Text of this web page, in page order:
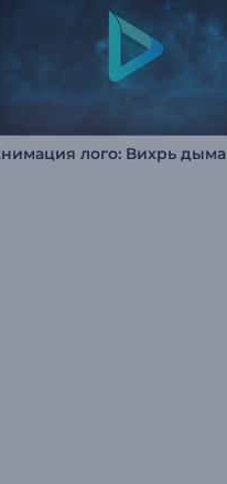
лого: Вихрь дыма